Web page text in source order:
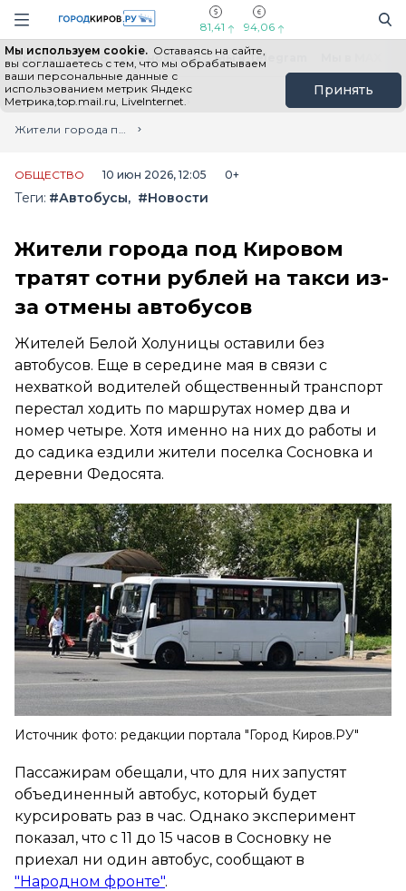
Навигация сайта
81,41 94,06
Мы используем cookie. Оставаясь на сайте,
вы соглашаетесь с тем, что мы обрабатываем
ваши персональные данные с
использованием метрик Яндекс
Метрика,top.mail.ru, LiveInternet.
Принять
Выборы - 2026 Все новости Мы в Telegram
Главная
Лента новостей
Жители города под Кировом тратят сотни рублей на такси из-за отмены автобусов
ОБЩЕСТВО 10 июн 2026, 12:05 0+
Теги: #Автобусы #Новости
Жители города под Кировом
тратят сотни рублей на такси из-
за отмены автобусов
Жителей Белой Холуницы оставили без
автобусов. Еще в середине мая в связи с
нехваткой водителей общественный транспорт
перестал ходить по маршрутах номер два и
номер четыре. Хотя именно на них до работы и
до садика ездили жители поселка Сосновка и
деревни Федосята.
Источник фото: редакции портала "Город Киров.РУ"
Пассажирам обещали, что для них запустят
объединенный автобус, который будет
курсировать раз в час. Однако эксперимент
показал, что с 11 до 15 часов в Сосновку не
приехал ни один автобус, сообщают в
"Народном фронте".